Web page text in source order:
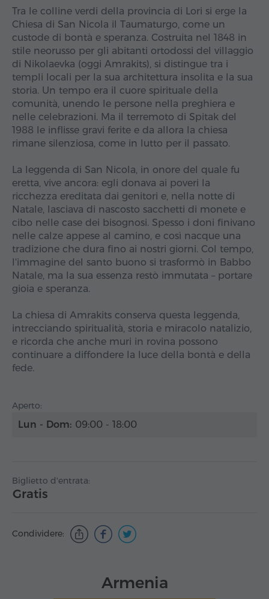
Tra le colline verdi della provincia di Lori si erge la
Chiesa di San Nicola il Taumaturgo, come un
custode di bontà e speranza. Costruita nel 1848 in
stile neorusso per gli abitanti ortodossi del villaggio
di Nikolaevka (oggi Amrakits), si distingue tra i
templi locali per la sua architettura insolita e la sua
storia. Un tempo era il cuore spirituale della
comunità, unendo le persone nella preghiera e
nelle celebrazioni. Ma il terremoto di Spitak del
1988 le inflisse gravi ferite e da allora la chiesa
rimane silenziosa, come in lutto per il passato.
La leggenda di San Nicola, in onore del quale fu
eretta, vive ancora: egli donava ai poveri la
ricchezza ereditata dai genitori e, nella notte di
Natale, lasciava di nascosto sacchetti di monete e
cibo nelle case dei bisognosi. Spesso i doni finivano
nelle calze appese al camino, e così nacque una
tradizione che dura fino ai nostri giorni. Col tempo,
l'immagine del santo buono si trasformò in Babbo
Natale, ma la sua essenza restò immutata – portare
gioia e speranza.
La chiesa di Amrakits conserva questa leggenda,
intrecciando spiritualità, storia e miracolo natalizio,
e ricorda che anche muri in rovina possono
continuare a diffondere la luce della bontà e della
fede.
Aperto:
Lun - Dom: 09:00 - 18:00
Biglietto d'entrata:
Gratis
Condividere:
Armenia